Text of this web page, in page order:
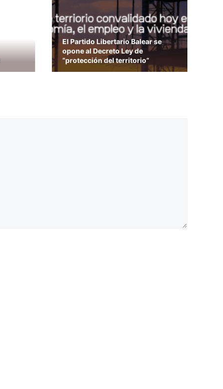
El Partido Libertario Balear se
opone al Decreto Ley de
“protección del territorio”